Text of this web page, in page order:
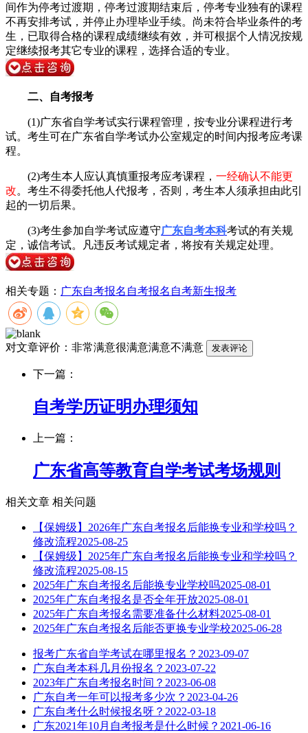
间作为停考过渡期，停考过渡期结束后，停考专业独有的课程
不再安排考试，并停止办理毕业手续。尚未符合毕业条件的考
生，已取得合格的课程成绩继续有效，并可根据个人情况按规
定继续报考其它专业的课程，选择合适的专业。
二、自考报考
(1)广东省自学考试实行课程管理，按专业分课程进行考
试。考生可在广东省自学考试办公室规定的时间内报考应考课
程。
(2)考生本人应认真慎重报考应考课程， 一经确认不能更
改。考生不得委托他人代报考，否则，考生本人须承担由此引
起的一切后果。
(3)考生参加自学考试应遵守广东自考本科考试的有关规
定，诚信考试。凡违反考试规定者，将按有关规定处理。
相关专题： 广东自考报名 自考报名 自考新生报考
对文章评价： 非常满意很满意满意不满意
下一篇：
自考学历证明办理须知
上一篇：
广东省高等教育自学考试考场规则
相关文章 相关问题
【保姆级】2026年广东自考报名后能换专业和学校吗？
修改流程2025-08-25
【保姆级】2025年广东自考报名后能换专业和学校吗？
修改流程2025-08-15
2025年广东自考报名后能换专业学校吗2025-08-01
2025年广东自考报名是否全年开放2025-08-01
2025年广东自考报名需要准备什么材料2025-08-01
2025年广东自考报名后能否更换专业学校2025-06-28
报考广东省自学考试在哪里报名？ 2023-09-07
广东自考本科几月份报名？ 2023-07-22
2023年广东自考报名时间？ 2023-06-08
广东自考一年可以报考多少次？ 2023-04-26
广东自考什么时候报名呀？ 2022-03-18
广东2021年10月自考报考是什么时候？ 2021-06-16